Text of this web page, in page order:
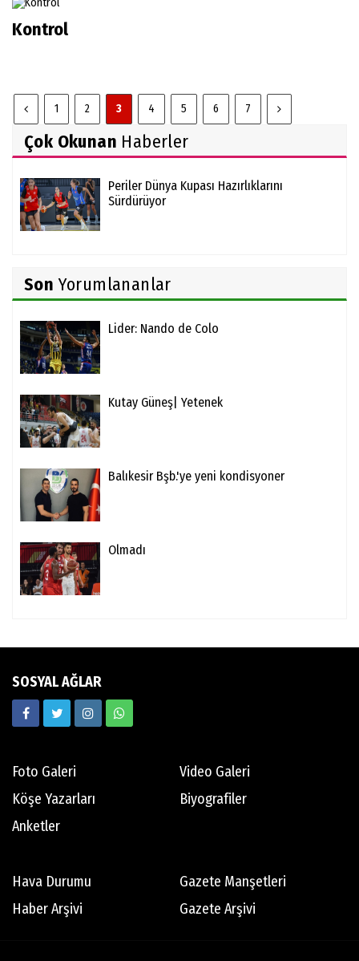
Kontrol
1 2 3 4 5 6 7
Çok Okunan Haberler
Periler Dünya Kupası Hazırlıklarını
Sürdürüyor
Son Yorumlananlar
Lider: Nando de Colo
Kutay Güneş| Yetenek
Balıkesir Bşb.'ye yeni kondisyoner
Olmadı
SOSYAL AĞLAR
Foto Galeri
Video Galeri
Köşe Yazarları
Biyografiler
Anketler
Hava Durumu
Gazete Manşetleri
Haber Arşivi
Gazete Arşivi